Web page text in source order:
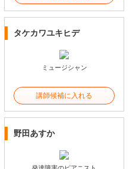
タケカワユキヒデ
ミュージシャン
講師候補に入れる
野田あすか